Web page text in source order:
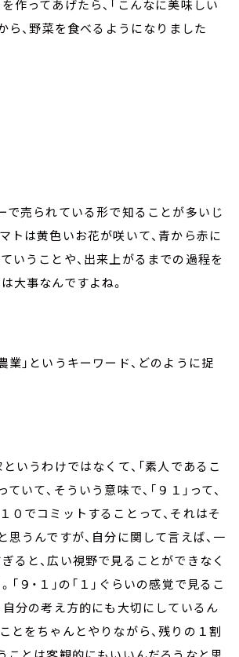
作ってあげたら、「こんなに美味しい
から、野菜を食べるようになりました
で売られている形で知ることが多いじ
トは黄色いお花が咲いて、青から赤に
いうことや、出来上がるまでの過程を
大事なんですよね。
業」というキーワード、どのように捉
というわけではなくて、「素人であるこ
いて、そういう意味で、「９１」って、
０でコミットすることって、それはそ
思うんですが、自分に関して言えば、一
ると、広い視野で見ることができなく
９・１」の「１」ぐらいの感覚で見るこ
自分の考え方的にも大切にしているん
とをちゃんとやりながら、残りの１割